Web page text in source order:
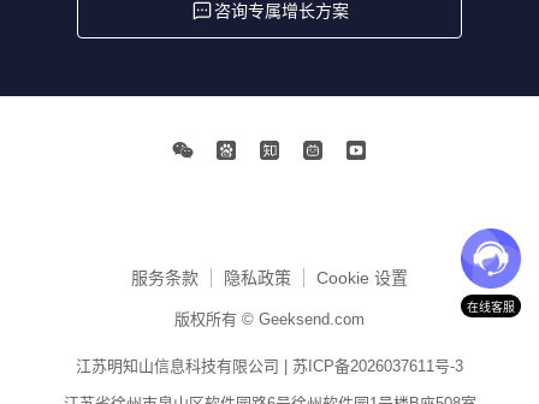
咨询专属增长方案
服务条款 隐私政策 Cookie 设置
版权所有 © Geeksend.com
江苏明知山信息科技有限公司 | 苏ICP备2026037611号-3
在线客服